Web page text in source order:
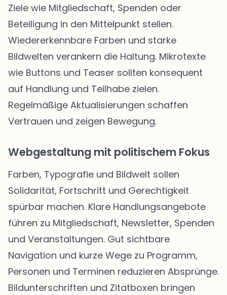
Ziele wie Mitgliedschaft, Spenden oder
Beteiligung in den Mittelpunkt stellen.
Wiedererkennbare Farben und starke
Bildwelten verankern die Haltung. Mikrotexte
wie Buttons und Teaser sollten konsequent
auf Handlung und Teilhabe zielen.
Regelmäßige Aktualisierungen schaffen
Vertrauen und zeigen Bewegung.
Webgestaltung mit politischem Fokus
Farben, Typografie und Bildwelt sollen
Solidarität, Fortschritt und Gerechtigkeit
spürbar machen. Klare Handlungsangebote
führen zu Mitgliedschaft, Newsletter, Spenden
und Veranstaltungen. Gut sichtbare
Navigation und kurze Wege zu Programm,
Personen und Terminen reduzieren Absprünge.
Bildunterschriften und Zitatboxen bringen